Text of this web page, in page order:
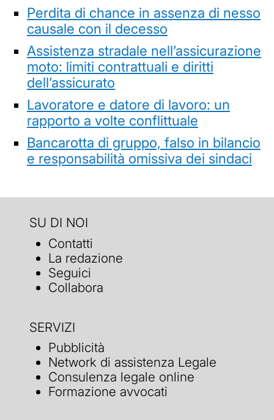
Perdita di chance in assenza di nesso
causale con il decesso
Assistenza stradale nell’assicurazione
moto: limiti contrattuali e diritti
dell’assicurato
Lavoratore e datore di lavoro: un
rapporto a volte conflittuale
Bancarotta di gruppo, falso in bilancio
e responsabilità omissiva dei sindaci
SU DI NOI
Contatti
La redazione
Seguici
Collabora
SERVIZI
Pubblicità
Network di assistenza Legale
Consulenza legale online
Formazione avvocati